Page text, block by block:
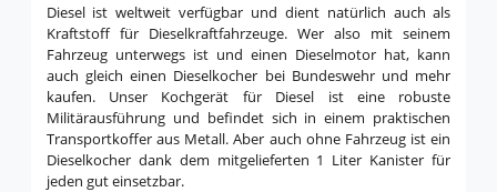
Diesel ist weltweit verfügbar und dient natürlich auch als
Kraftstoff für Dieselkraftfahrzeuge. Wer also mit seinem
Fahrzeug unterwegs ist und einen Dieselmotor hat, kann
auch gleich einen Dieselkocher bei Bundeswehr und mehr
kaufen. Unser Kochgerät für Diesel ist eine robuste
Militärausführung und befindet sich in einem praktischen
Transportkoffer aus Metall. Aber auch ohne Fahrzeug ist ein
Dieselkocher dank dem mitgelieferten 1 Liter Kanister für
jeden gut einsetzbar.